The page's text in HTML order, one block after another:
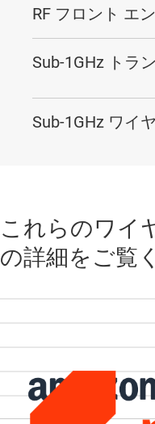
RF フロント エ
Sub-1GHz トラ
Sub-1GHz ワイ
これらのワイ
の詳細をご覧